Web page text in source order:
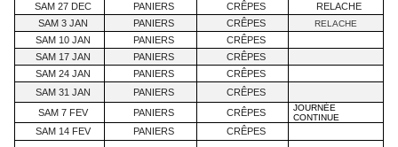
SAM 27 DEC
PANIERS CRÊPES
RELACHE
SAM 3 JAN
PANIERS CRÊPES RELACHE
SAM 10 JAN PANIERS
CRÊPES
SAM 17 JAN
PANIERS
CRÊPES
SAM 24 JAN
PANIERS
CRÊPES
SAM 31 JAN
PANIERS
CRÊPES
SAM 7 FEV
PANIERS CRÊPES
JOURNÉE
CONTINUE
SAM 14 FEV PANIERS CRÊPES